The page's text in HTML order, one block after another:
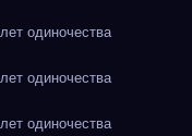
одиночества
одиночества
одиночества